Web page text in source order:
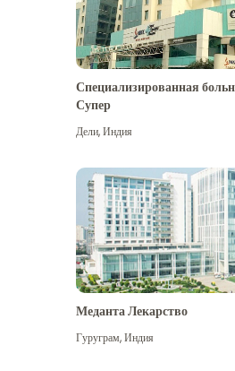
Специализированная
Супер
Дели,Индия
Меданта Лекарство
Гуруграм,Индия